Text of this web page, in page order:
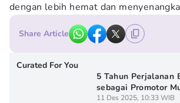
dengan lebih hemat dan
Share Article
Curated For You
5 Tahun Perjalanan
sebagai Promotor
11 Des 2025, 10:33 WIB